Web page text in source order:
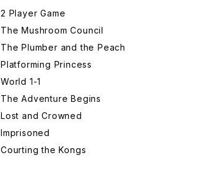
2 Player Game
The Mushroom Council
The Plumber and the Peach
Platforming Princess
World 1-1
The Adventure Begins
Lost and Crowned
Imprisoned
Courting the Kongs